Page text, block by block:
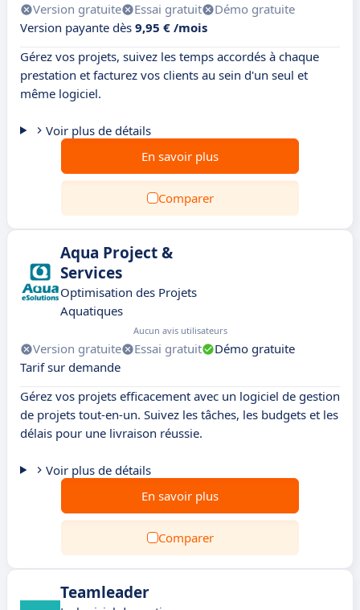
Version gratuite Essai gratuit
Démo gratuite
Version payante dès 9,95 € /mois
Gérez vos projets, suivez les temps accordés à chaque
prestation et facturez vos clients au sein d'un seul et
même logiciel.
Voir plus de détails
En savoir plus
Comparer
Aqua Project &
Services
Optimisation des Projets
Aquatiques
Aucun avis utilisateurs
Version gratuite Essai gratuit
Démo gratuite
Tarif sur demande
Gérez vos projets efficacement avec un logiciel de gestion
de projets tout-en-un. Suivez les tâches, les budgets et les
délais pour une livraison réussie.
Voir plus de détails
En savoir plus
Comparer
Teamleader